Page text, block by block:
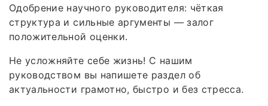
Одобрение научного руководителя: чёткая
структура и сильные аргументы — залог
положительной оценки.
Не усложняйте себе жизнь! С нашим
руководством вы напишете раздел об
актуальности грамотно, быстро и без стресса.